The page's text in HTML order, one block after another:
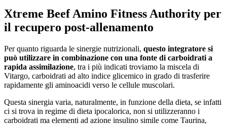
Xtreme Beef Amino Fitness Authority per
il recupero post-allenamento
Per quanto riguarda le sinergie nutrizionali, questo integratore si
può utilizzare in combinazione con una fonte di carboidrati a
rapida assimilazione, tra i più indicati troviamo la miscela di
Vitargo, carboidrati ad alto indice glicemico in grado di trasferire
rapidamente gli aminoacidi verso le cellule muscolari.
Questa sinergia varia, naturalmente, in funzione della dieta, se infatti
ci si trova in regime di dieta ipocalorica, non si utilizzeranno i
carboidrati ma elementi ad azione insulino simile come Taurina,